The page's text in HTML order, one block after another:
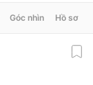
Góc nhìn Hồ sơ